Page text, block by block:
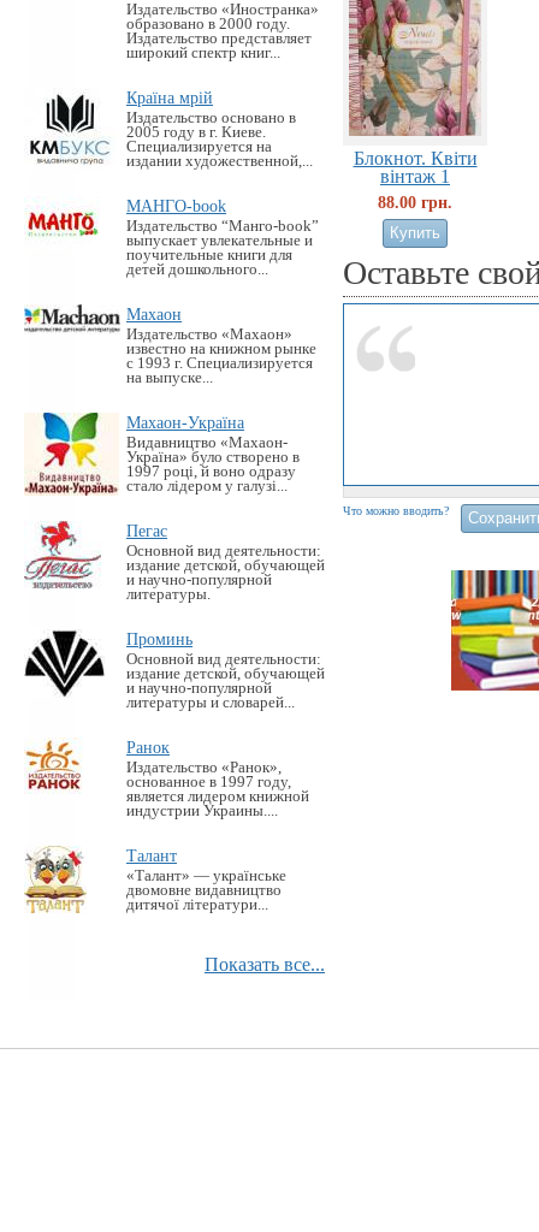
Издательство «Иностранка»
образовано в 2000 году.
Издательство представляет
широкий спектр книг...
Країна мрій
Издательство основано в
2005 году в г. Киеве.
Специализируется на
издании художественной,...
МАНГО-book
Издательство “Манго-book”
выпускает увлекательные и
поучительные книги для
детей дошкольного...
Махаон
Издательство «Махаон»
известно на книжном рынке
с 1993 г. Специализируется
на выпуске...
Махаон-Україна
Видавництво «Махаон-
Україна» було створено в
1997 році, й воно одразу
стало лідером у галузі...
Пегас
Основной вид деятельности:
издание детской, обучающей
и научно-популярной
литературы.
Проминь
Основной вид деятельности:
издание детской, обучающей
и научно-популярной
литературы и словарей...
Ранок
Издательство «Ранок»,
основанное в 1997 году,
является лидером книжной
индустрии Украины....
Талант
«Талант» — українське
двомовне видавництво
дитячої літератури...
Показать все...
Блокнот. Квiти
вiнтаж 1
88.00 грн.
Оставьте
Что можно вводить?